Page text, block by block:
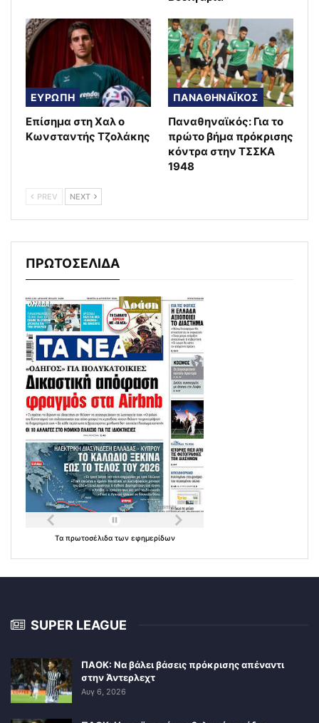
ΕΥΡΩΠΗ
Επίσημα στη Χαλ ο
Κωνσταντής Τζολάκης
ΠΑΝΑΘΗΝΑΪΚΟΣ
Παναθηναϊκός: Για το
πρώτο βήμα πρόκρισης
κόντρα στην ΤΣΣΚΑ
1948
PREV NEXT
ΠΡΩΤΟΣΕΛΙΔΑ
Τα πρωτοσέλιδα των εφημερίδων
SUPER LEAGUE
ΠΑΟΚ: Να βάλει βάσεις πρόκρισης απέναντι
στην Άντερλεχτ
Αυγ 6, 2026